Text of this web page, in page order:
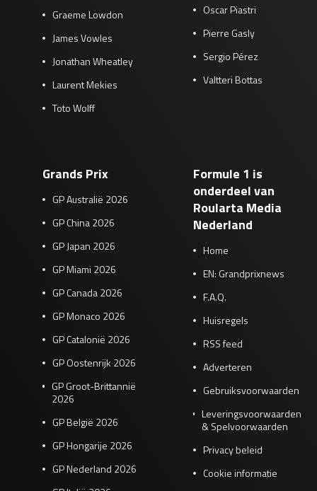
Graeme Lowdon
James Vowles
Jonathan Wheatley
Laurent Mekies
Toto Wolff
Oscar Piastri
Pierre Gasly
Sergio Pérez
Valtteri Bottas
Grands Prix
GP Australië 2026
GP China 2026
GP Japan 2026
GP Miami 2026
GP Canada 2026
GP Monaco 2026
GP Catalonië 2026
GP Oostenrijk 2026
GP Groot-Brittannië
2026
GP België 2026
GP Hongarije 2026
GP Nederland 2026
Formule 1 is
onderdeel van
Roularta Media
Nederland
Home
EN: Grandprixnews
F.A.Q.
Huisregels
RSS feed
Adverteren
Gebruiksvoorwaarden
Leveringsvoorwaarden
& Spelvoorwaarden
Privacy beleid
Cookie informatie